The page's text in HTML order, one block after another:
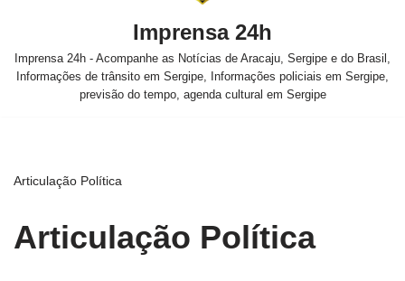
Imprensa 24h
Imprensa 24h - Acompanhe as Notícias de Aracaju, Sergipe e do Brasil,
Informações de trânsito em Sergipe, Informações policiais em Sergipe,
previsão do tempo, agenda cultural em Sergipe
Articulação Política
Articulação Política